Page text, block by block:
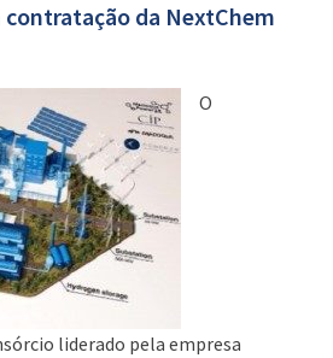
contratação da NextChem
O
liderado pela empresa